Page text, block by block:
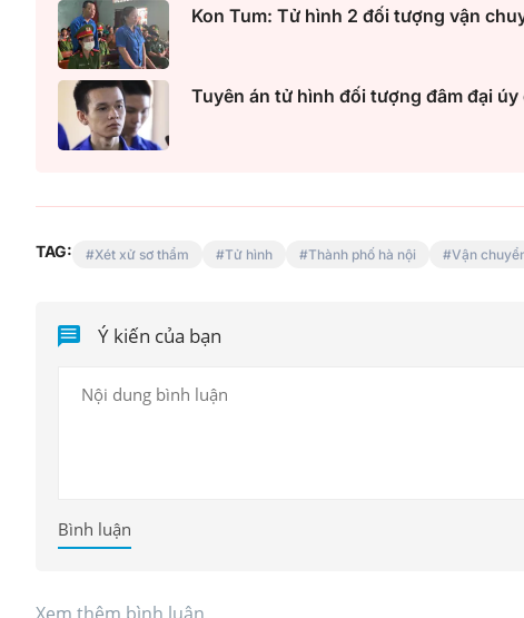
Kon Tum: Tử hình 2 đối tượng vận
Tuyên án tử hình đối tượng đâm đại
TAG: Xét xử sơ thẩm Tử hình Thành phố hà nội Vận
Ý kiến của bạn
Bình luận